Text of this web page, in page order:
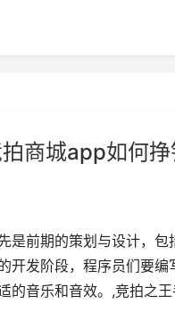
商城app如何挣
是前期的策划与设计，包
开发阶段，程序员们要编
的音乐和音效。,竞拍之